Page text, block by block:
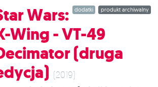
wymagane. W tym zestawie znajduje się
co niezbędne, aby dodać do gry 1
Ruchu Oporu.
produkt archiwalny
dodatki
Wars:
Wing - VT-49
(druga
(2019)